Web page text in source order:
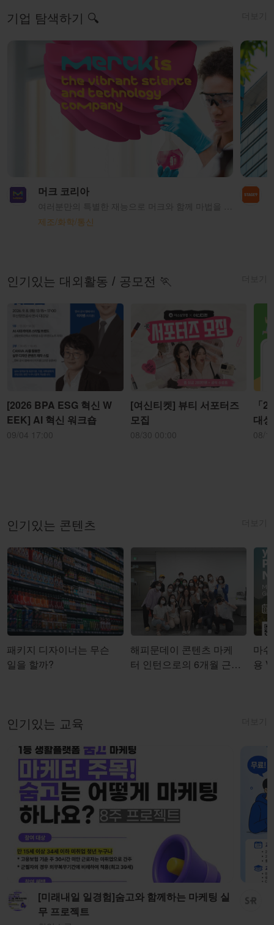
기업 탐색하기 🔍
머크 코리아
제조/화학/통신
인기있는 대외활동 / 공모전 🏃
[2026 BPA ESG 혁신 W
EEK] AI 혁신 워크숍
09/04 17:00
[여신티켓] 뷰티 서포터즈
모집
08/30 00:00
「
대
08/
인기있는 콘텐츠
패키지 디자이너는 무슨
일을 할까?
해피문데이 콘텐츠 마케
터 인턴으로의 6개월 근무
마쉬
용
인기있는 교육
[미래내일 일경험]숨고와 함께하는 마케팅 실
무 프로젝트